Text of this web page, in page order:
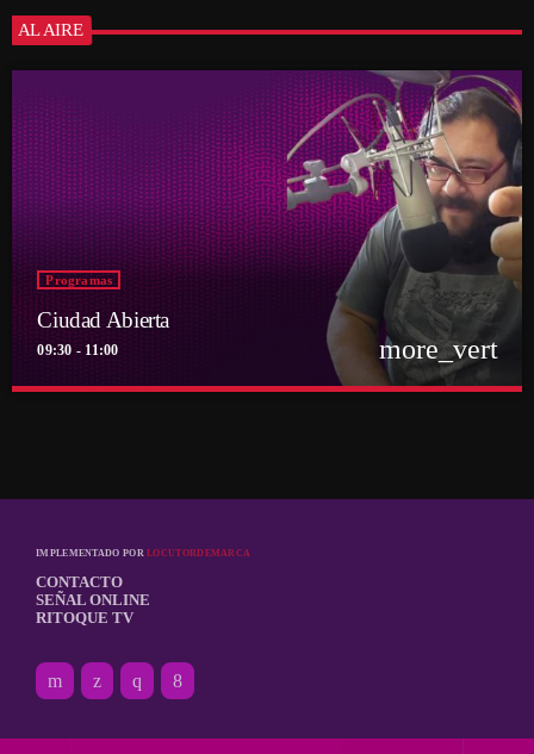
AL AIRE
Programas
Ciudad Abierta
09:30 - 11:00 more_vert
El punto de encuentro diario de la comunidad Ritoquera
IMPLEMENTADO PORLOCUTORDEMARCA
CONTACTO
SEÑAL ONLINE
RITOQUE TV